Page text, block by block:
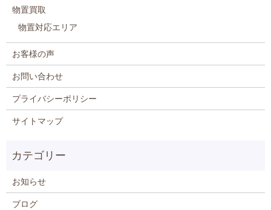
物置買取
物置対応エリア
お客様の声
お問い合わせ
プライバシーポリシー
サイトマップ
お知らせ
ブログ